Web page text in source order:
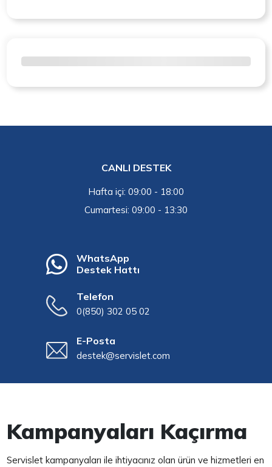
CANLI DESTEK
Hafta içi: 09:00 - 18:00
Cumartesi: 09:00 - 13:30
WhatsApp
Destek Hattı
Telefon
0(850) 302 05 02
E-Posta
destek@servislet.com
Kampanyaları Kaçırma
Servislet kampanyaları ile ihtiyacınız olan ürün ve hizmetleri en